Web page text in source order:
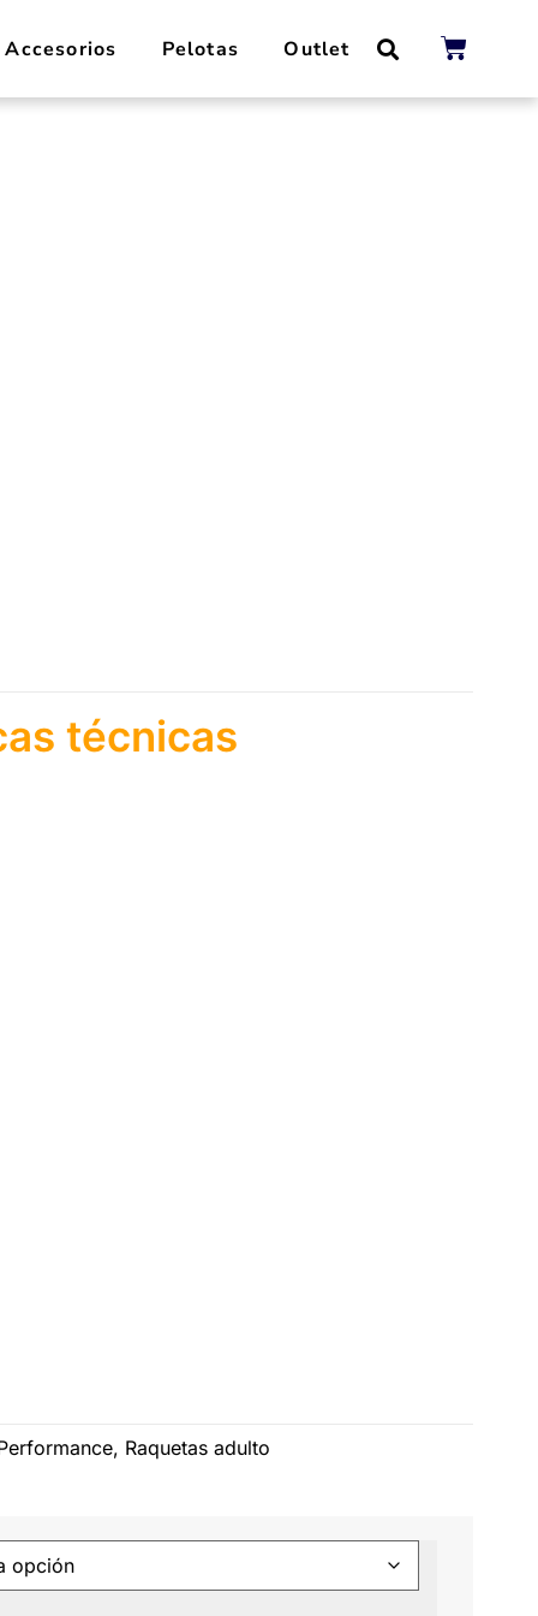
Accesorios Pelotas Outlet
técnicas
, Raquetas adulto